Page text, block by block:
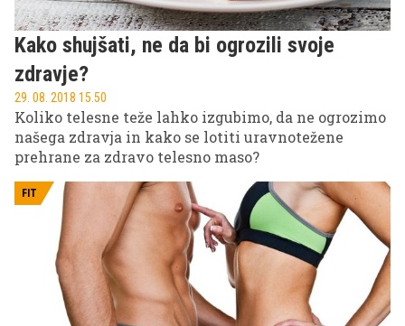
Kako shujšati, ne da bi ogrozili svoje
zdravje?
29. 08. 2018 15.50
Koliko telesne teže lahko izgubimo, da ne ogrozimo
našega zdravja in kako se lotiti uravnotežene
prehrane za zdravo telesno maso?
FIT